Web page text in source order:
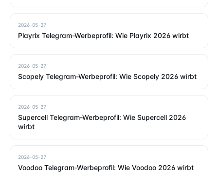
2026-05-27
Playrix Telegram-Werbeprofil: Wie Playrix 2026 wirbt
2026-05-27
Scopely Telegram-Werbeprofil: Wie Scopely 2026 wirbt
2026-05-27
Supercell Telegram-Werbeprofil: Wie Supercell 2026
wirbt
2026-05-27
Voodoo Telegram-Werbeprofil: Wie Voodoo 2026 wirbt